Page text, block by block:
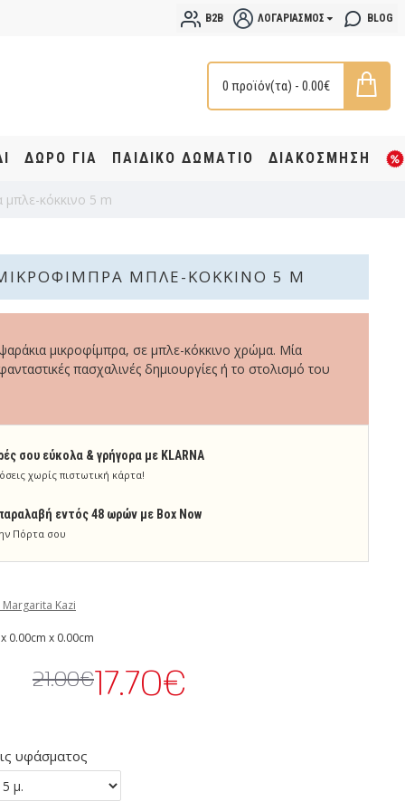
B2B ΛΟΓΑΡΙΑΣΜΌΣ BLOG
0 προϊόν(τα) - 0.00€
ΔΩΡΟ ΓΙΑ ΠΑΙΔΙΚΟ ΔΩΜΑΤΙΟ ΔΙΑΚΟΣΜΗΣΗ
κόκκινο 5 m
ΜΠΛΕ-ΚΌΚΚΙΝΟ 5 M
σου εύκολα & γρήγορα με KLARNA
χωρίς πιστωτική κάρτα!
εντός 48 ωρών με Box Now
Πόρτα σου
μικροφίμπρα, σε μπλε-κόκκινο χρώμα. Μία
πασχαλινές δημιουργίες ή το στολισμό του
Kazi
0.00cm x 0.00cm
17.70€
21.00€
υφάσματος